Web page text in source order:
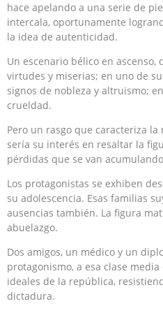
hace apelando a una serie de
intercala, oportunamente
la idea de autenticidad.
Un escenario bélico en ascenso,
virtudes y miserias; en uno de
signos de nobleza y altruismo;
crueldad.
Pero un rasgo que caracteriza
sería su interés en resaltar la
pérdidas que se van
Los protagonistas se exhiben
su adolescencia. Esas familias
ausencias también. La figura
abuelazgo.
Dos amigos, un médico y un
protagonismo, a esa clase
ideales de la república,
dictadura.